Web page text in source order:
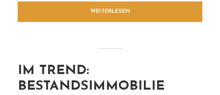
WEITERLESEN
IM TREND:
BESTANDSIMMOBILIE